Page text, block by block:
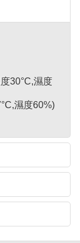
30°C,濕度
濕度60%)